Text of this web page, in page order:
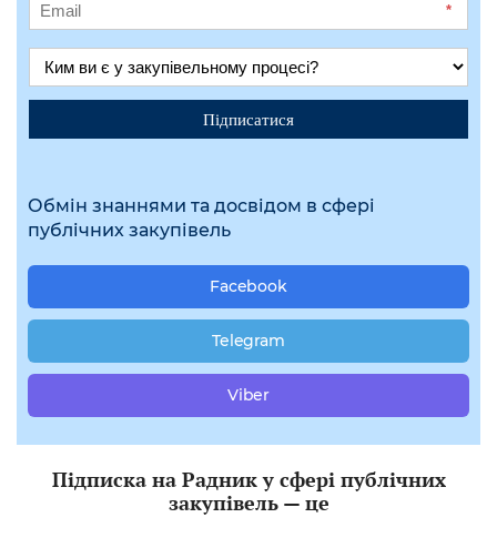
*
Підписатися
Обмін знаннями та досвідом в сфері
публічних закупівель
Facebook
Telegram
Viber
Підписка на Радник у сфері публічних
закупівель — це